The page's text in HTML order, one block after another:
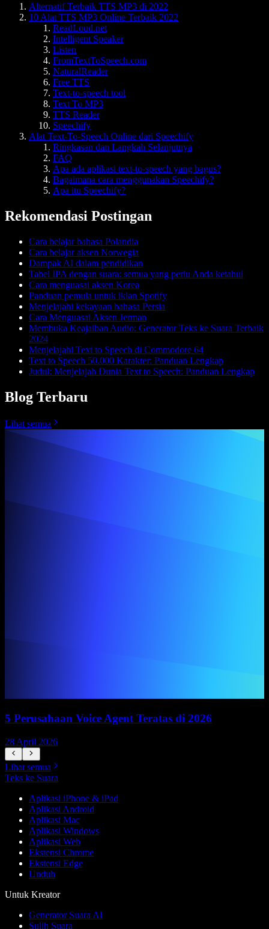
Alternatif Terbaik TTS MP3 di 2022
10 Alat TTS MP3 Online Terbaik 2022
ReadLoud.net
Intelligent Speaker
Listen
FromTextToSpeech.com
NaturalReader
Free TTS
Text-to-speech tool
Text To MP3
TTS Reader
Speechify
Alat Text-To-Speech Online dari Speechify
Ringkasan dan Langkah Selanjutnya
FAQ
Apa ada aplikasi text-to-speech yang bagus?
Bagaimana cara menggunakan Speechify?
Apa itu Speechify?
Rekomendasi Postingan
Cara belajar bahasa Polandia
Cara belajar aksen Norwegia
Dampak AI dalam pendidikan
Tabel IPA dengan suara: semua yang perlu Anda ketahui
Cara menguasai aksen Korea
Panduan pemula untuk iklan Spotify
Menjelajahi kekayaan bahasa Persia
Cara Menguasai Aksen Jerman
Membuka Keajaiban Audio: Generator Teks ke Suara Terbaik
2024
Menjelajahi Text to Speech di Commodore 64
Text to Speech 50.000 Karakter: Panduan Lengkap
Judul: Menjelajah Dunia Text to Speech: Panduan Lengkap
Blog Terbaru
Lihat semua
5 Perusahaan Voice Agent Teratas di 2026
28 April 2026
Lihat semua
Teks ke Suara
Aplikasi iPhone & iPad
Aplikasi Android
Aplikasi Mac
Aplikasi Windows
Aplikasi Web
Ekstensi Chrome
Ekstensi Edge
Unduh
Untuk Kreator
Generator Suara AI
Sulih Suara